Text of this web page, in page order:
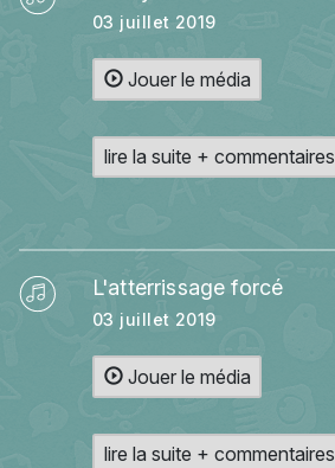
03 juillet 2019
Jouer le média
lire la suite + commentaires
L'atterrissage forcé
03 juillet 2019
Jouer le média
lire la suite + commentaires